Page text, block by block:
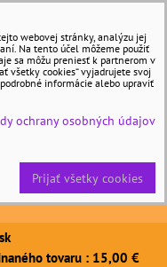
tovaru : 15,00 €
webovej stránky, analýzu jej
Na tento účel môžeme použiť
sa môžu preniesť k partnerom v
všetky cookies“ vyjadrujete svoj
informácie alebo upraviť
ochrany osobných údajov
Prijať všetky cookies